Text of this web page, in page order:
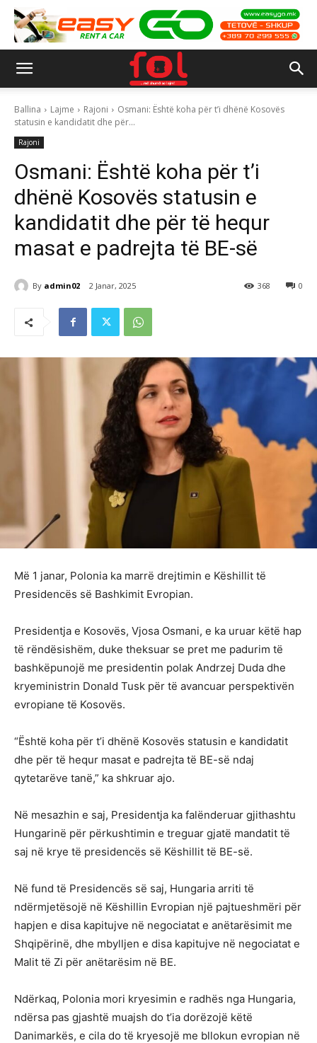
Ballina Lajme Rajoni
Osmani: Është koha për t’i dhënë Kosovës
statusin e kandidatit dhe për...
Rajoni
Osmani: Është koha për t’i
dhënë Kosovës statusin e
kandidatit dhe për të hequr
masat e padrejta të BE-së
By admin02 2 Janar, 2025 0
368
Më 1 janar, Polonia ka marrë drejtimin e Këshillit të
Presidencës së Bashkimit Evropian.
Presidentja e Kosovës, Vjosa Osmani, e ka uruar këtë hap
të rëndësishëm, duke theksuar se pret me padurim të
bashkëpunojë me presidentin polak Andrzej Duda dhe
kryeministrin Donald Tusk për të avancuar perspektivën
evropiane të Kosovës.
“Është koha për t’i dhënë Kosovës statusin e kandidatit
dhe për të hequr masat e padrejta të BE-së ndaj
qytetarëve tanë,” ka shkruar ajo.
Në mesazhin e saj, Presidentja ka falënderuar gjithashtu
Hungarinë për përkushtimin e treguar gjatë mandatit të
saj në krye të presidencës së Këshillit të BE-së.
Në fund të Presidencës së saj, Hungaria arriti të
ndërmjetësojë në Këshillin Evropian një pajtueshmëri për
hapjen e disa kapitujve në negociatat e anëtarësimit me
Shqipërinë, dhe mbylljen e disa kapitujve në negociatat e
Malit të Zi për anëtarësim në BE.
Ndërkaq, Polonia mori kryesimin e radhës nga Hungaria,
ndërsa pas gjashtë muajsh do t’ia dorëzojë këtë
Danimarkës, e cila do të kryesojë me bllokun evropian në